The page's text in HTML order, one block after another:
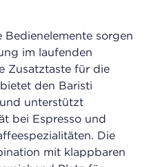
sorgen
im laufenden
Zusatztaste für die
den Baristi
unterstützt
bei Espresso und
Die
mit klappbaren